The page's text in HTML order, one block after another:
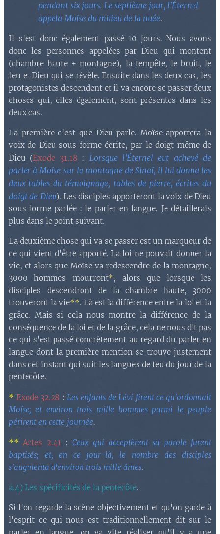
pendant six jours. Le septième jour, l'Éternel
appela Moïse du milieu de la nuée.
Il s'est donc également passé 10 jours. Nous avons
donc les personnes appelées par Dieu qui montent
(chambre haute + montagne), la tempête, le bruit, le
feu et Dieu qui se révèle. Ensuite dans les deux cas, les
protagonistes descendent et il va encore se passer deux
choses qui, elles également, sont présentes dans les
deux cas.
La première c'est que Dieu parle. Moïse apportera la
voix de Dieu sous forme écrite, par le doigt même de
Dieu (Exode 31.18 : Lorsque l'Éternel eut achevé de
parler à Moïse sur la montagne de Sinaï, il lui donna les
deux tables du témoignage, tables de pierre, écrites du
doigt de Dieu). Les disciples apporteront la voix de Dieu
sous forme parlée : le parler en langue. Je détaillerais
plus dans le point suivant.
La deuxième chose qui va se passer est un marqueur de
ce qui vient d'être apporté. La loi ne pouvait donner la
vie, et alors que Moïse va redescendre de la montagne,
3000 hommes mourront*, alors que lorsque les
disciples descendront de la chambre haute, 3000
trouveront la vie**. Là est la différence entre la loi et la
grâce. Mais si cela nous montre la différence de la
conséquence de la loi et de la grâce, cela ne nous dit pas
ce qui s'est passé concrètement au regard du parler en
langue dont la première mention se trouve justement
dans cet instant qui suit les langues de feu du jour de la
pentecôte.
* Exode 32.28 :Les enfants de Lévi firent ce qu'ordonnait
Moïse; et environ trois mille hommes parmi le peuple
périrent en cette journée.
**Actes 2.41 : Ceux qui acceptèrent sa parole furent
baptisés; et, en ce jour-là, le nombre des disciples
s'augmenta d'environ trois mille âmes.
a.4) Les spécificités de la pentecôte.
Si l'on regarde la scène objectivement et qu'on garde à
l'esprit ce qui nous est traditionnellement dit sur le